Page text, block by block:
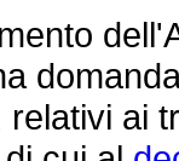
ai